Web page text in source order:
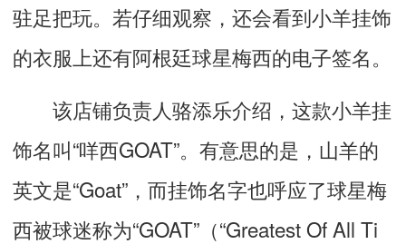
驻足把玩。若仔细观察，还会看到小羊挂饰
的衣服上还有阿根廷球星梅西的电子签名。
该店铺负责人骆添乐介绍，这款小羊挂
饰名叫“咩西GOAT”。有意思的是，山羊的
英文是“Goat”，而挂饰名字也呼应了球星梅
西被球迷称为“GOAT”（“Greatest Of All Ti